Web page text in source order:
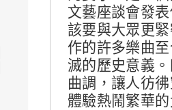
文藝座談會發
該要與大眾更
作的許多樂曲
滅的歷史意義。
曲調，讓人彷
體驗熱鬧繁華